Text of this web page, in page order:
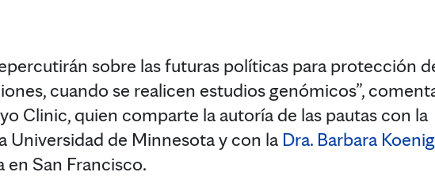
sobre las futuras políticas para protección
cuando se realicen estudios genómicos”,
Clinic, quien comparte la autoría de las pautas con la
Universidad de Minnesota y con la Dra. Barbara Koenig
en San Francisco.